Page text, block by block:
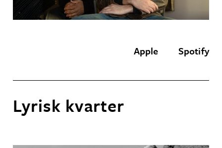
Apple Spotify
Lyrisk kvarter